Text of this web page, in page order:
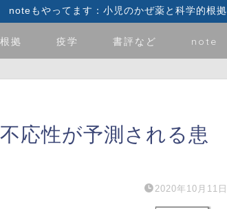
noteもやってます：小児のかぜ薬と科学的根拠
拠 疫学 書評など note
応性が予測される患
2020年10月11日